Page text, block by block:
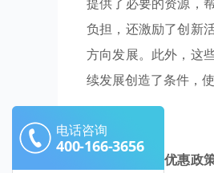
负担，还激励了创新
方向发展。此外，这
续发展创造了条件，
大连市在实施优惠政
电话咨询
400-166-3656